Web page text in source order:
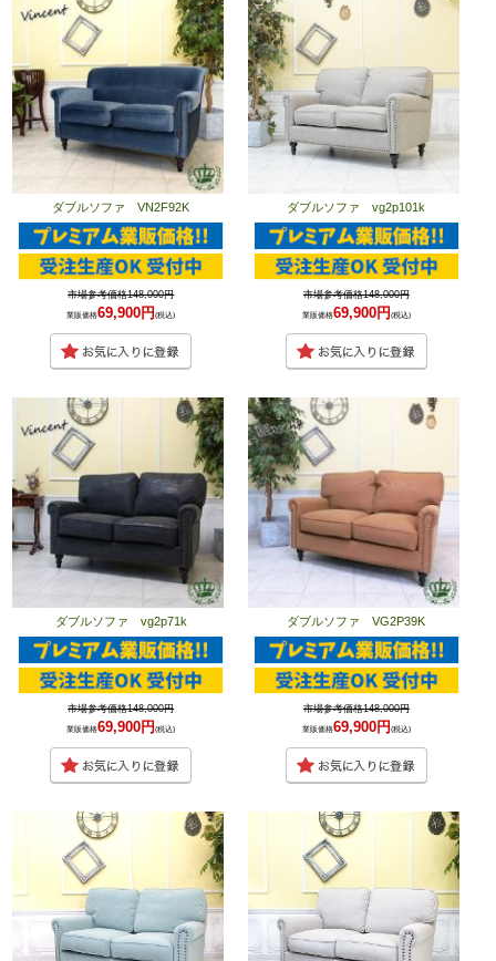
ダブルソファ VN2F92K
市場参考価格148,000円
業販価格69,900円(税込)
ダブルソファ vg2p101k
市場参考価格148,000円
業販価格69,900円(税込)
ダブルソファ vg2p71k
市場参考価格148,000円
業販価格69,900円(税込)
ダブルソファ VG2P39K
市場参考価格148,000円
業販価格69,900円 (税込)